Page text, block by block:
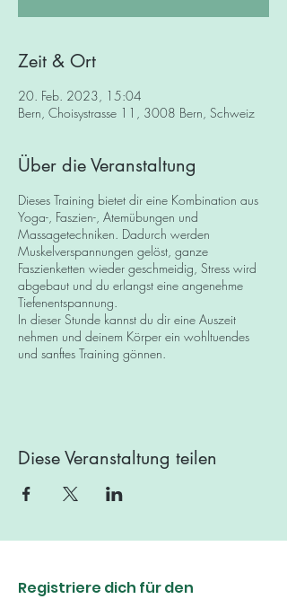
Zeit & Ort
20. Feb. 2023, 15:04
Bern, Choisystrasse 11, 3008 Bern, Schweiz
Über die Veranstaltung
Dieses Training bietet dir eine Kombination aus
Yoga-, Faszien-, Atemübungen und
Massagetechniken. Dadurch werden
Muskelverspannungen gelöst, ganze
Faszienketten wieder geschmeidig, Stress wird
abgebaut und du erlangst eine angenehme
Tiefenentspannung.
In dieser Stunde kannst du dir eine Auszeit
nehmen und deinem Körper ein wohltuendes
und sanftes Training gönnen.
Diese Veranstaltung teilen
Registriere dich für den